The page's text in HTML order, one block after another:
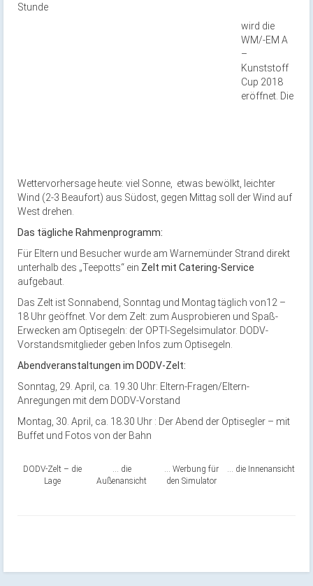
Stunde
wird die
WM/-EM A
–
Kunststoff
Cup 2018
eröffnet. Die
Wettervorhersage heute: viel Sonne, etwas bewölkt, leichter
Wind (2-3 Beaufort) aus Südost, gegen Mittag soll der Wind auf
West drehen.
Das tägliche Rahmenprogramm:
Für Eltern und Besucher wurde am Warnemünder Strand direkt
unterhalb des „Teepotts“ ein Zelt mit Catering-Service
aufgebaut.
Das Zelt ist Sonnabend, Sonntag und Montag täglich von12 –
18 Uhr geöffnet. Vor dem Zelt: zum Ausprobieren und Spaß-
Erwecken am Optisegeln: der OPTI-Segelsimulator. DODV-
Vorstandsmitglieder geben Infos zum Optisegeln.
Abendveranstaltungen im DODV-Zelt:
Sonntag, 29. April, ca. 19.30 Uhr: Eltern-Fragen/Eltern-
Anregungen mit dem DODV-Vorstand
Montag, 30. April, ca. 18.30 Uhr : Der Abend der Optisegler – mit
Buffet und Fotos von der Bahn
DODV-Zelt – die
Lage
… die
Außenansicht
… Werbung für
den Simulator
… die Innenansicht